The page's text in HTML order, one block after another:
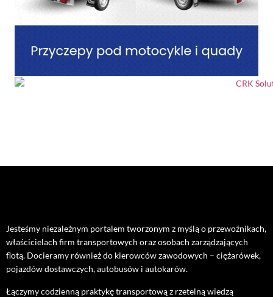
Jesteśmy niezależnym portalem tworzonym z myślą o przewoźnikach,
właścicielach firm transportowych oraz osobach zarządzających
flotą. Docieramy również do kierowców zawodowych – ciężarówek,
pojazdów dostawczych, autobusów i autokarów.
Łączymy codzienną praktykę transportową z rzetelną wiedzą